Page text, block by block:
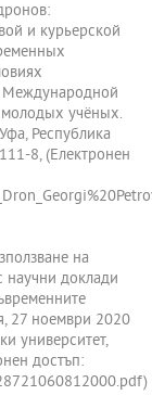
и курьерской
Международной
учёных.
Республика
8, (Електронен
на
научни доклади
27 ноември 2020
университет,
достъп: